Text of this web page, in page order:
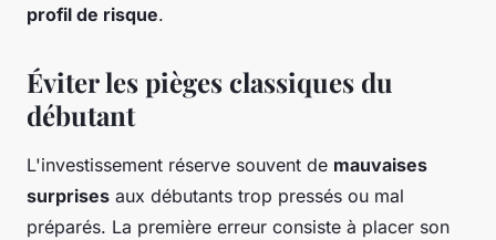
profil de risque.
Éviter les pièges classiques du
débutant
L'investissement réserve souvent de mauvaises
surprises aux débutants trop pressés ou mal
préparés. La première erreur consiste à placer son